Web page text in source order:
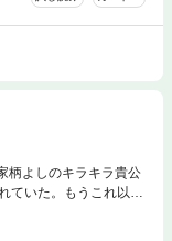
柄よしのキラキラ貴公
ていた。もうこれ以上
れたのは田舎貴族の令
の姿勢が、徐々に侯爵